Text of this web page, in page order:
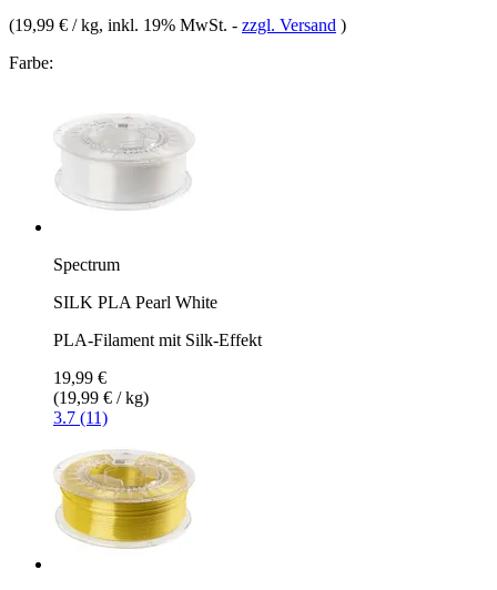
(19,99 € / kg, inkl. 19% MwSt. - zzgl. Versand )
Farbe:
Spectrum
SILK PLA Pearl White
PLA-Filament mit Silk-Effekt
19,99 €
(19,99 € / kg)
3.7 (11)